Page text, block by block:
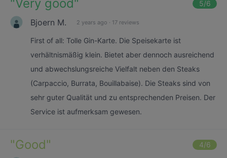
"Very good" 5/6
Bjoern M. 2 years ago · 17 reviews
First of all: Tolle Gin-Karte. Die Speisekarte ist
verhältnismäßig klein. Bietet aber dennoch ausreichend
und abwechslungsreiche Vielfalt neben den Steaks
(Carpaccio, Burrata, Bouillabaise). Die Steaks sind von
sehr guter Qualität und zu entsprechenden Preisen. Der
Service ist aufmerksam gewesen.
"Good" 4/6